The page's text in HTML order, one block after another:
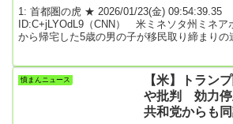
1: 首都圏の虎 ★ 2026/01/23(金) 09:54:39.35
ID:C+jLYOdL9（CNN） 米ミネソタ州ミネア
から帰宅した5歳の男の子が移民取り締まりの
いることを明らかにした。全文はソースで
引用元: 2: 名無しどんぶらこ 2026/01/23(金)
憤まんニュース
【米】トラン
や批判 効力停
共和党からも